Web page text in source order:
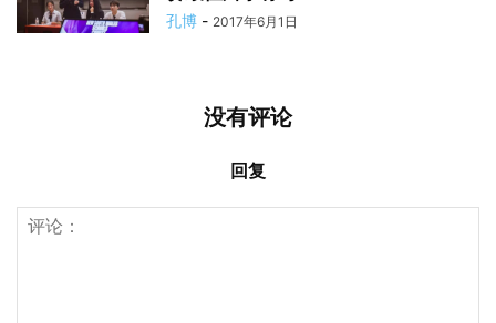
孔博 - 2017年6月1日
没有评论
回复